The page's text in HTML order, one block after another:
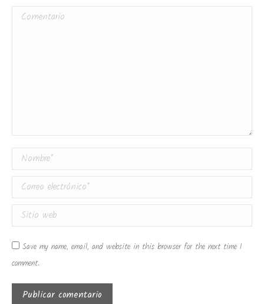
Comentario
Nombre *
Correo electrónico *
Sitio web
Save my name, email, and website in this browser for the next time I
comment.
Publicar comentario